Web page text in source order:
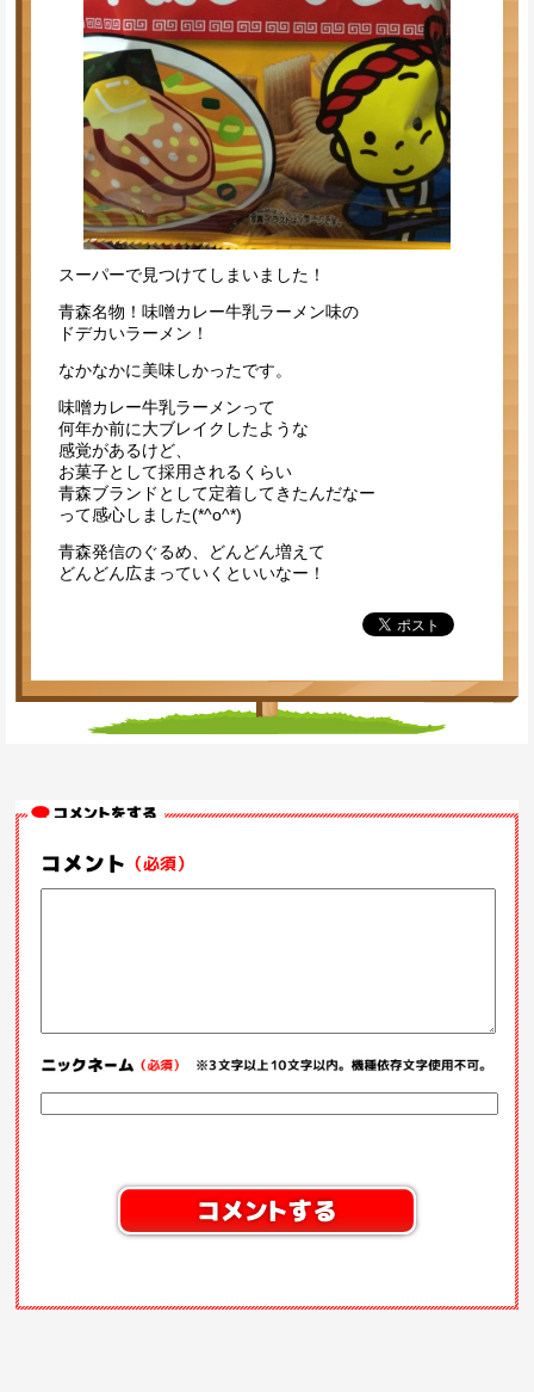
スーパーで見つけてしまいました！
青森名物！味噌カレー牛乳ラーメン味の
ドデカいラーメン！
なかなかに美味しかったです。
味噌カレー牛乳ラーメンって
何年か前に大ブレイクしたような
感覚があるけど、
お菓子として採用されるくらい
青森ブランドとして定着してきたんだなー
って感心しました(*^o^*)
青森発信のぐるめ、どんどん増えて
どんどん広まっていくといいなー！